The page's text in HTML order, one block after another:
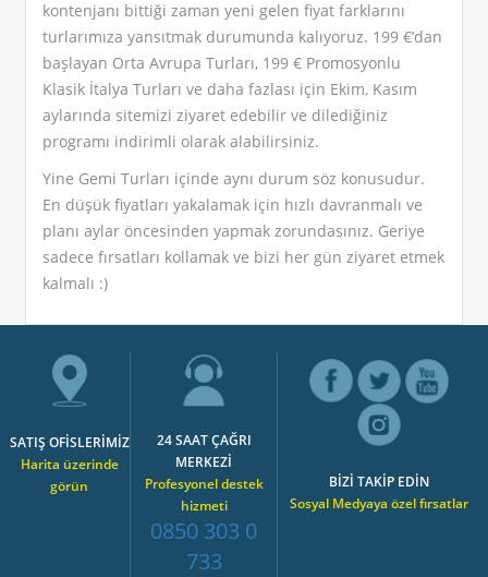
kontenjanı bittiği zaman yeni gelen fiyat farklarını
turlarımıza yansıtmak durumunda kalıyoruz. 199 €’dan
başlayan Orta Avrupa Turları, 199 € Promosyonlu
Klasik İtalya Turları ve daha fazlası için Ekim, Kasım
aylarında sitemizi ziyaret edebilir ve dilediğiniz
programı indirimli olarak alabilirsiniz.
Yine Gemi Turları içinde aynı durum söz konusudur.
En düşük fiyatları yakalamak için hızlı davranmalı ve
planı aylar öncesinden yapmak zorundasınız. Geriye
sadece fırsatları kollamak ve bizi her gün ziyaret etmek
kalmalı :)
SATIŞ OFİSLERİMİZ
Harita üzerinde
görün
24 SAAT ÇAĞRI
MERKEZİ
Profesyonel destek
hizmeti
0850 303 0
733
BİZİ TAKİP EDİN
Sosyal Medyaya özel fırsatlar